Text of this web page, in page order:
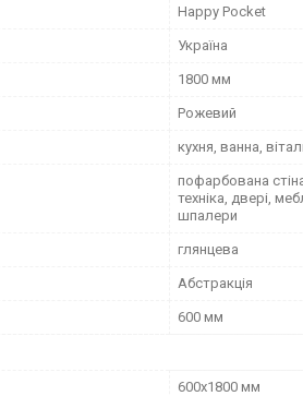
Happy Pocket
Україна
1800 мм
Рожевий
кухня, ванна,
пофарбована
техніка, двері,
шпалери
глянцева
Абстракція
600 мм
600х1800 мм